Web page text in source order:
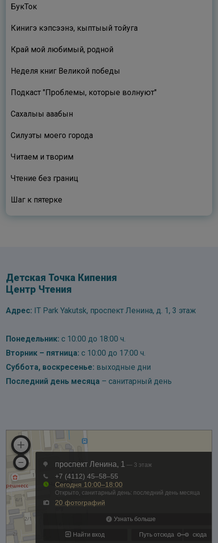
БукТок
Кинигэ кэпсээнэ, кыптыый тойуга
Край мой любимый, родной
Неделя книг Великой победы
Подкаст "Проблемы, которые волнуют"
Сахалыы ааҕабын
Силуэты моего города
Читаем и творим
Чтение без границ
Шаг к пятерке
Детская Точка Кипения
Центр Чтения
Адрес: IT Park Yakutsk, проспект Ленина, д. 1, 3 этаж
Понедельник: с 10:00 до 18:00 ч.
Вторник – пятница: с 10:00 до 17:00 ч.
Суббота, воскресенье: выходные дни
Последний день месяца – санитарный день